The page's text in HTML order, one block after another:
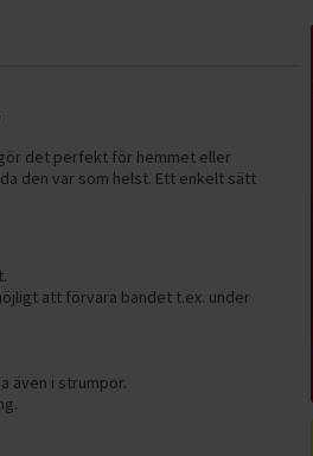
det perfekt för hemmet eller
den var som helst. Ett enkelt sätt
att förvara bandet t.ex. under
även i strumpor.